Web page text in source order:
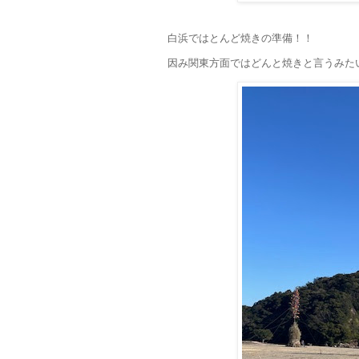
白浜ではとんど焼きの準備！！
因み関東方面ではどんと焼きと言うみた